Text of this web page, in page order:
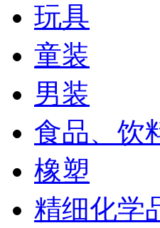
玩具
童装
男装
食品、饮
橡塑
精细化学